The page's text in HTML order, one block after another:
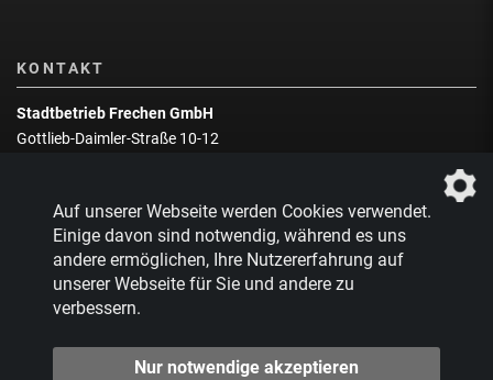
KONTAKT
Stadtbetrieb Frechen GmbH
Gottlieb-Daimler-Straße 10-12
Zentrale:02234 9217-0
Abfallberatung:02234 9217-17
Auf unserer Webseite werden Cookies verwendet.
Einige davon sind notwendig, während es uns
andere ermöglichen, Ihre Nutzererfahrung auf
unserer Webseite für Sie und andere zu
verbessern.
Nur notwendige akzeptieren